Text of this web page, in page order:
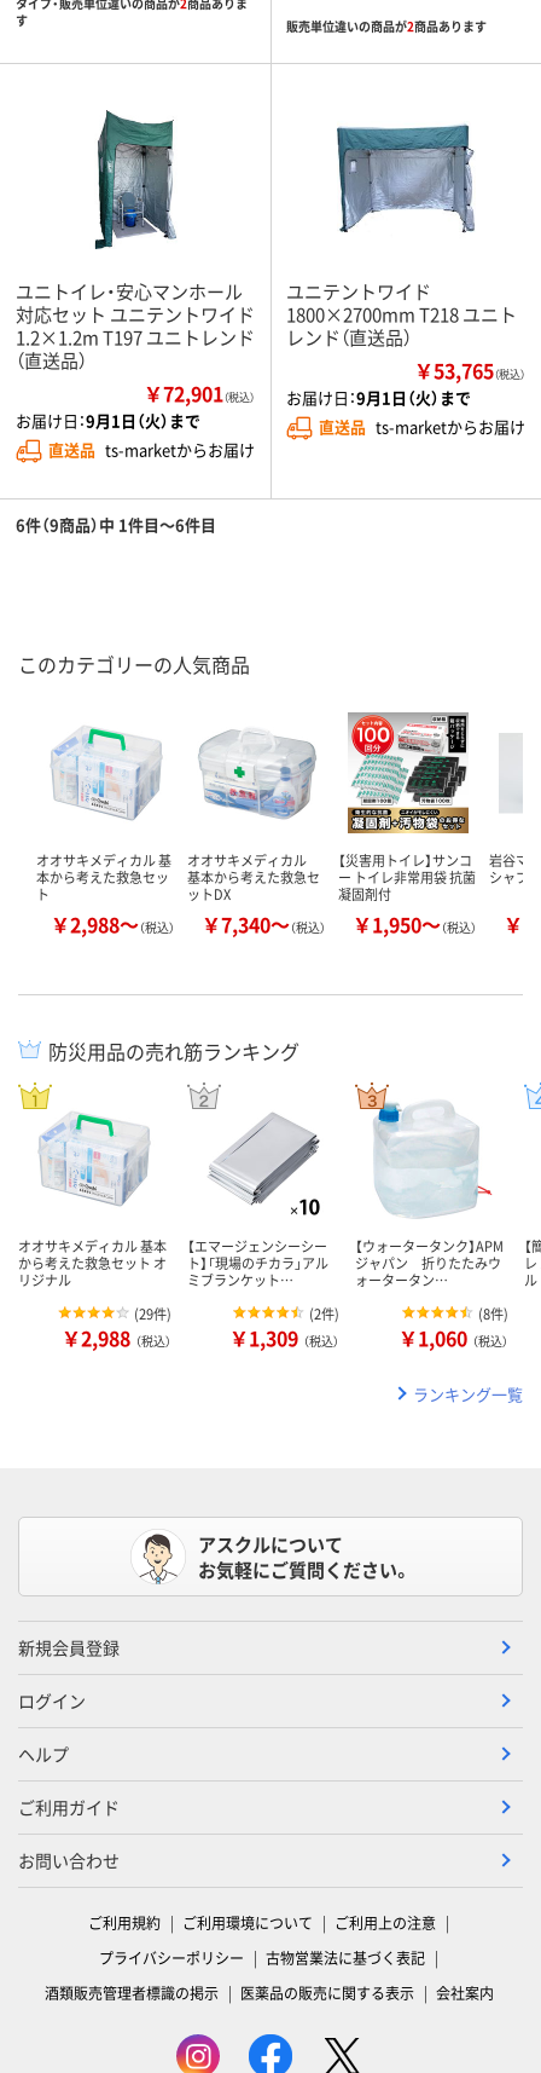
す
販売単位違いの商品が2商品あります
ユニトイレ・安心マンホール
対応セット ユニテントワイド
1.2×1.2m T197 ユニトレンド
（直送品）
￥72,901（税込）
お届け日：9月1日（火）まで
直送品 ts-marketからお届け
ユニテントワイド
1800×2700mm T218 ユニト
レンド（直送品）
￥53,765（税込）
お届け日：9月1日（火）まで
直送品 ts-marketからお届け
6件（9商品）中 1件目～6件目
このカテゴリーの人気商品
オオサキメディカル 基
本から考えた救急セッ
ト
￥2,988～（税込）
オオサキメディカル
基本から考えた救急セ
ットDX
￥7,340～（税込）
【災害用トイレ】サンコ
ー トイレ非常用袋 抗菌
凝固剤付
￥1,950～（税込）
岩谷マ
シャブ
￥
防災用品の売れ筋ランキング
オオサキメディカル 基本
から考えた救急セット オ
リジナル
(29件)
￥2,988 （税込）
【エマージェンシーシー
ト】「現場のチカラ」アル
ミブランケット…
(2件)
￥1,309 （税込）
【ウォータータンク】APM
ジャパン 折りたたみウ
ォータータン…
(8件)
￥1,060 （税込）
ル
ランキング一覧
アスクルについて
お気軽にご質問ください。
新規会員登録
ログイン
ヘルプ
ご利用ガイド
お問い合わせ
ご利用規約 ご利用環境について
ご利用上の注意
プライバシーポリシー
古物営業法に基づく表記
酒類販売管理者標識の掲示
医薬品の販売に関する表示 会社案内